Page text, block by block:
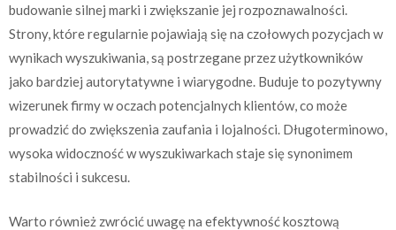
budowanie silnej marki i zwiększanie jej rozpoznawalności.
Strony, które regularnie pojawiają się na czołowych pozycjach w
wynikach wyszukiwania, są postrzegane przez użytkowników
jako bardziej autorytatywne i wiarygodne. Buduje to pozytywny
wizerunek firmy w oczach potencjalnych klientów, co może
prowadzić do zwiększenia zaufania i lojalności. Długoterminowo,
wysoka widoczność w wyszukiwarkach staje się synonimem
stabilności i sukcesu.
Warto również zwrócić uwagę na efektywność kosztową